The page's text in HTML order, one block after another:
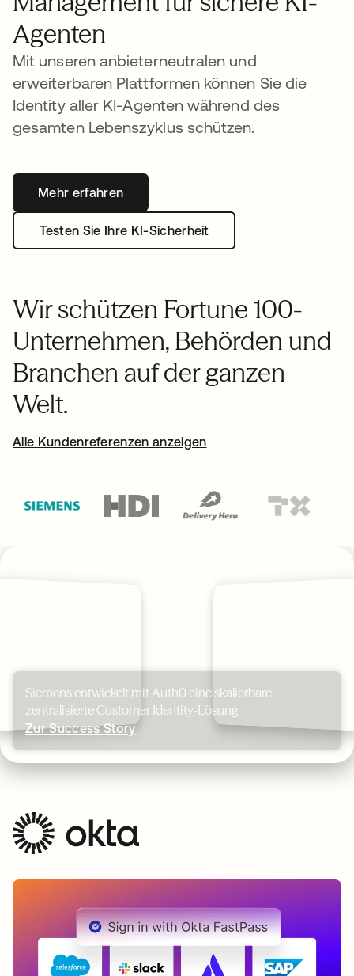
Agenten
Mit unseren anbieterneutralen und
erweiterbaren Plattformen können Sie die
Identity aller KI-Agenten während des
gesamten Lebenszyklus schützen.
Mehr erfahren
Testen Sie Ihre KI-Sicherheit
Wir schützen Fortune 100-
Unternehmen, Behörden und
Branchen auf der ganzen
Welt.
Alle Kundenreferenzen anzeigen
Siemens entwickelt mit Auth0 eine skalierbare,
zentralisierte Customer Identity-Lösung
Zur Success Story